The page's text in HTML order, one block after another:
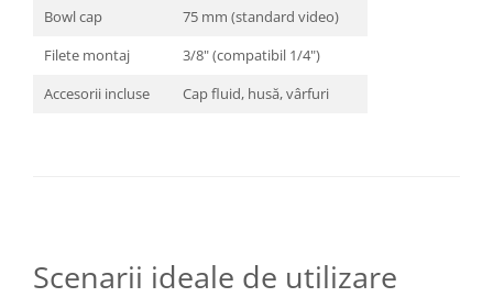
Bowl cap
75 mm (standard video)
Filete montaj
3/8" (compatibil 1/4")
Accesorii incluse
Cap fluid, husă, vârfuri
Scenarii ideale de utilizare